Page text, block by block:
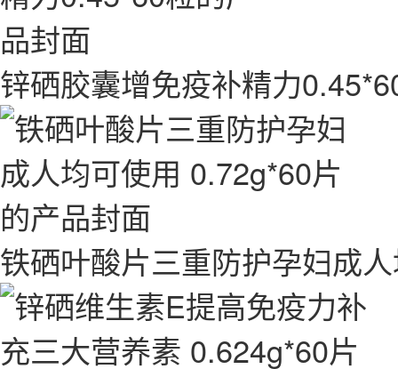
锌硒胶囊增免疫补精力
铁硒叶酸片三重防护孕妇成